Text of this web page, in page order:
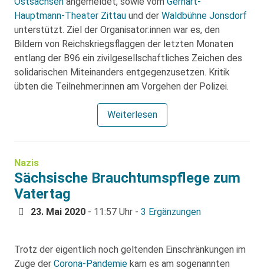
Hauptmann-Theater Zittau und der Waldbühne Jonsdorf
unterstützt. Ziel der Organisator:innen war es, den
Bildern von Reichskriegsflaggen der letzten Monaten
entlang der B96 ein zivilgesellschaftliches Zeichen des
solidarischen Miteinanders entgegenzusetzen. Kritik
übten die Teilnehmer:innen am Vorgehen der Polizei.
Weiterlesen
Nazis
Sächsische Brauchtumspflege zum
Vatertag
23. Mai 2020 - 11:57 Uhr - 3 Ergänzungen
Trotz der eigentlich noch geltenden Einschränkungen im
Zuge der Corona-Pandemie kam es am sogenannten